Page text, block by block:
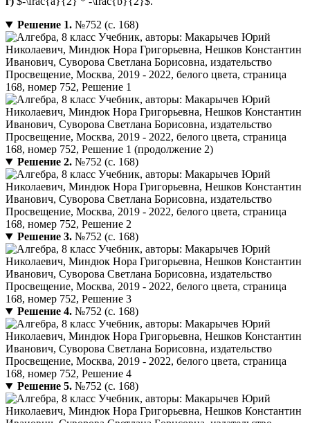
Решение 1.№752 (с. 168)
Решение 2.№752 (с. 168)
Решение 3.№752 (с. 168)
Решение 4.№752 (с. 168)
Решение 5.№752 (с. 168)